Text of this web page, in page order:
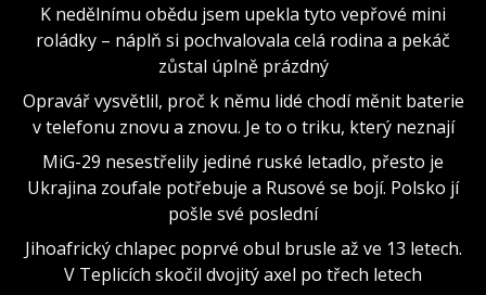
K nedělnímu obědu jsem upekla tyto vepřové mini
roládky – náplň si pochvalovala celá rodina a pekáč
zůstal úplně prázdný
Opravář vysvětlil, proč k němu lidé chodí měnit baterie
v telefonu znovu a znovu. Je to o triku, který neznají
MiG-29 nesestřelily jediné ruské letadlo, přesto je
Ukrajina zoufale potřebuje a Rusové se bojí. Polsko jí
pošle své poslední
Jihoafrický chlapec poprvé obul brusle až ve 13 letech.
V Teplicích skočil dvojitý axel po třech letech